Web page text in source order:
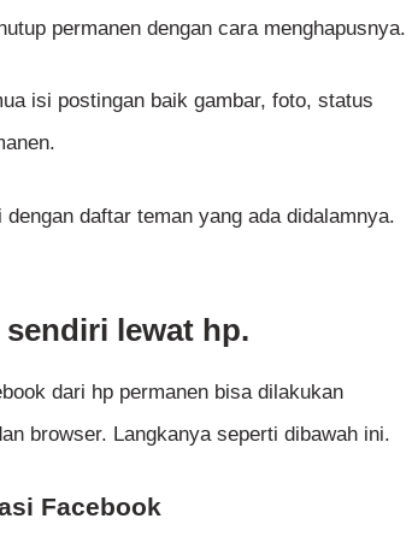
permanen dengan cara menghapusnya.
isi postingan baik gambar, foto, status
daftar teman yang ada didalamnya.
lewat hp.
dari hp permanen bisa dilakukan
browser. Langkanya seperti dibawah ini.
Facebook